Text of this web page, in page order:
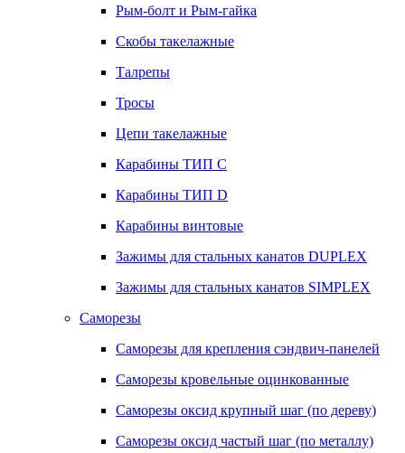
Рым-болт и Рым-гайка
Скобы такелажные
Талрепы
Тросы
Цепи такелажные
Карабины ТИП C
Карабины ТИП D
Карабины винтовые
Зажимы для стальных канатов DUPLEX
Зажимы для стальных канатов SIMPLEX
Саморезы
Саморезы для крепления сэндвич-панелей
Саморезы кровельные оцинкованные
Саморезы оксид крупный шаг (по дереву)
Саморезы оксид частый шаг (по металлу)